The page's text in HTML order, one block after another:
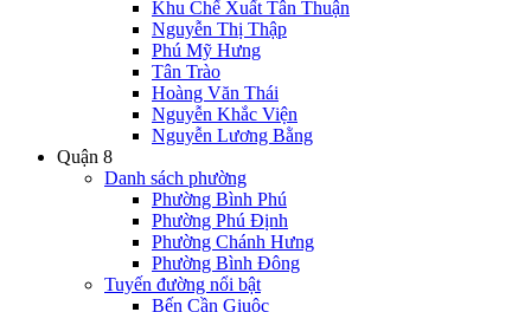
Khu Chế Xuất Tân Thuận
Nguyễn Thị Thập
Phú Mỹ Hưng
Tân Trào
Hoàng Văn Thái
Nguyễn Khắc Viện
Nguyễn Lương Bằng
Quận 8
Danh sách phường
Phường Bình Phú
Phường Phú Định
Phường Chánh Hưng
Phường Bình Đông
Tuyến đường nổi bật
Bến Cần Giuộc